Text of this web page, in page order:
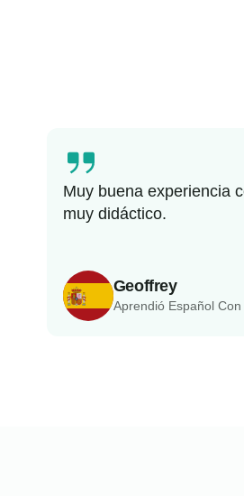
Geoffrey
Aprendió Español Con
Muy buena experiencia
muy didáctico.